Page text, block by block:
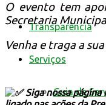
Transparência
Serviços
Guia de
O evento tem
Secretaria
Venha e traga a
Siga nossa página